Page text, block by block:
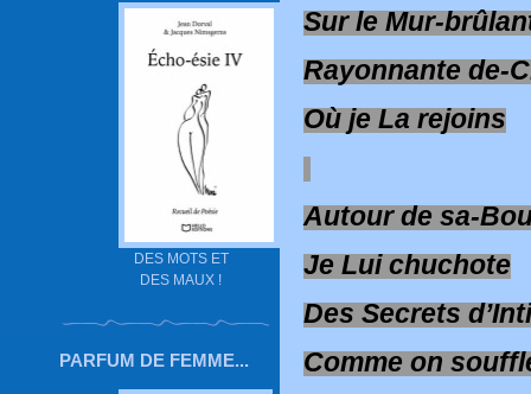
DES MOTS ET
DES MAUX !
PARFUM DE FEMME...
Sur le Mur-
Rayonnante de-
Où je La rejoins
Autour de sa-
Je Lui chuchote
Des Secrets
Comme on